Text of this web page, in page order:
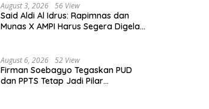
August 3, 2026 56 View
Said Aldi Al Idrus: Rapimnas dan
Munas X AMPI Harus Segera Digelar
August 6, 2026 52 View
Firman Soebagyo Tegaskan PUD
dan PPTS Tetap Jadi Pilar